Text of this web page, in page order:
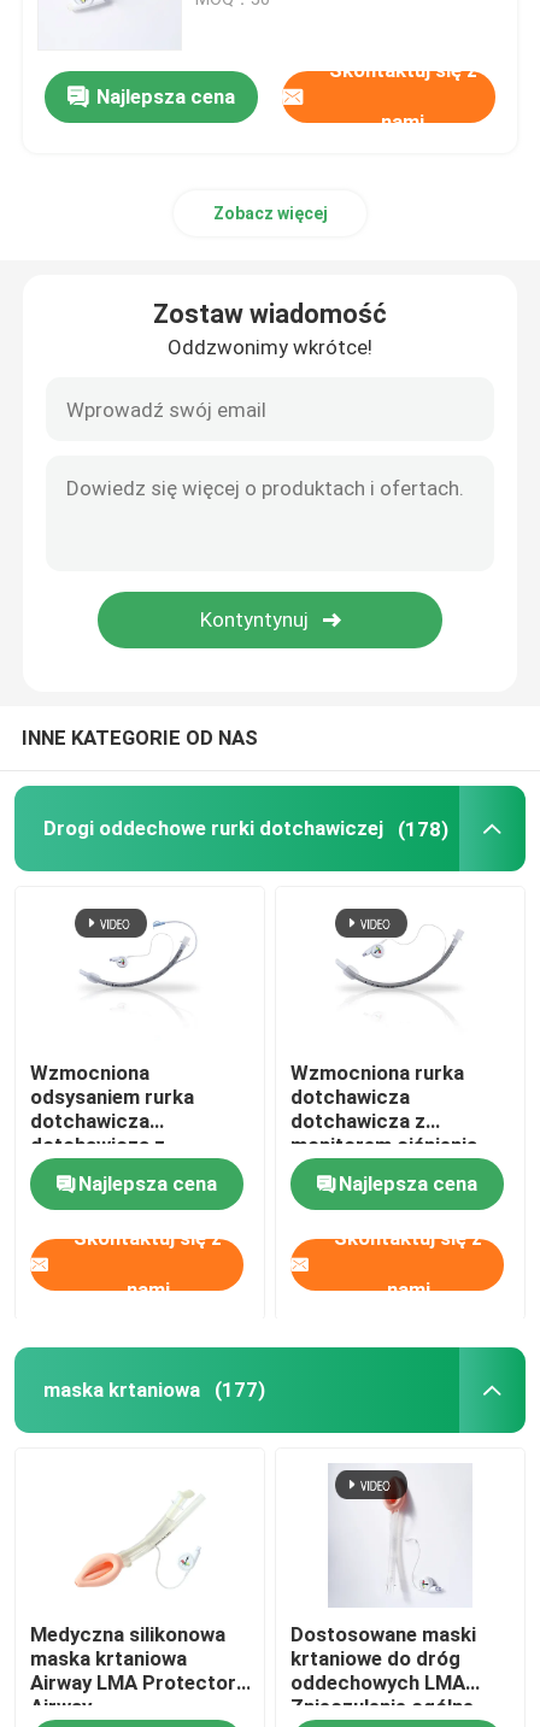
Rurka nosowo-gardłowa
Rurka blokująca oskrzela
Urządzenia do intubacji wideo
Rurka ustno-gardłowa
Środki ochrony osobistej PPE
Anestezje jednorazowe
Katetry OEM
Najlepsza cena
Skontaktuj się z
nami
Zobacz więcej
Zostaw wiadomość
Oddzwonimy wkrótce!
INNE KATEGORIE OD NAS
Drogi oddechowe rurki dotchawiczej (178)
Wzmocniona
odsysaniem rurka
dotchawicza
dotchawicza z
mankietem Certyfikat
ISO13485Najlepsza cena
Skontaktuj się z
nami
Wzmocniona rurka
dotchawicza
dotchawicza z
monitorem ciśnienia
wewnątrz mankietu
Najlepsza cena
Skontaktuj się z
nami
maska ​​krtaniowa (177)
Medyczna silikonowa
maska ​​krtaniowa
Airway LMA Protector
Airway
Dostosowane maski
krtaniowe do dróg
oddechowych LMA
Znieczulenie ogólne